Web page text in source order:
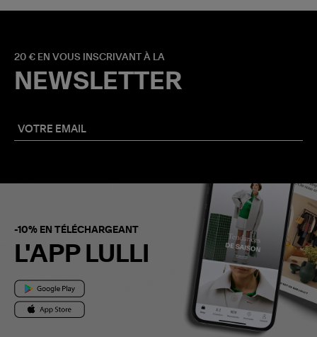
20 € EN VOUS INSCRIVANT À LA
NEWSLETTER
-10% EN TÉLÉCHARGEANT
L'APP LULLI